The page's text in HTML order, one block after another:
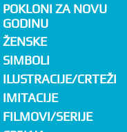
POKLONI ZA NOVU
GODINU
ŽENSKE
SIMBOLI
ILUSTRACIJE/CRTEŽI
IMITACIJE
FILMOVI/SERIJE